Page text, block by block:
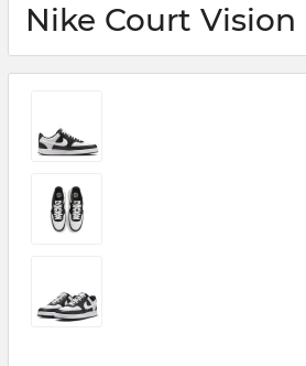
Nike Court